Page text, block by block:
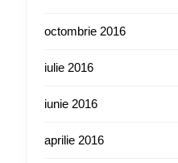
octombrie 2016
iulie 2016
iunie 2016
aprilie 2016